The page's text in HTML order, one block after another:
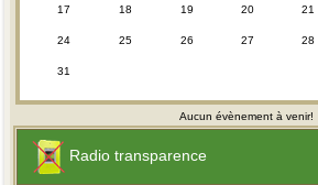
17 18 19 20 21
24 25 26 27 28
31
Aucun évènement à venir!
Radio transparence